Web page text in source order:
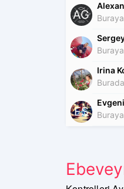
AG
Irina
ES